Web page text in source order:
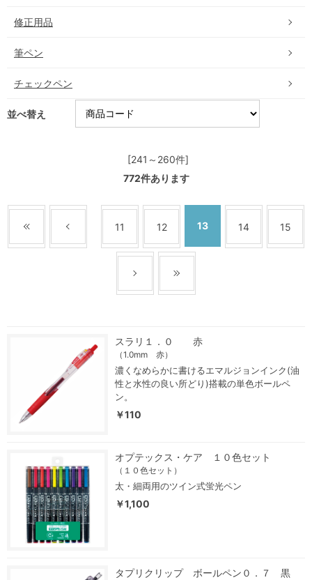
修正用品
筆ペン
チェックペン
並べ替え
[241～260件]
772件あります
11 12 13 14 15
スラリ１．０ 赤
（1.0mm 赤）
濃くなめらかに書けるエマルジョンインク(油
性と水性の良い所どり)搭載の単色ボールペ
ン。
￥110
オプテックス・ケア １０色セット
（１０色セット）
太・細両用のツイン式蛍光ペン
￥1,100
タプリクリップ ボールペン０．７ 黒